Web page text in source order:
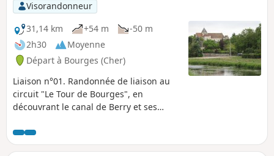
Visorandonneur
31,14 km
+54 m
-50 m
2h30
Moyenne
Départ à Bourges (Cher)
Liaison n°01. Randonnée de liaison au
circuit "Le Tour de Bourges", en
découvrant le canal de Berry et ses
condamnées.